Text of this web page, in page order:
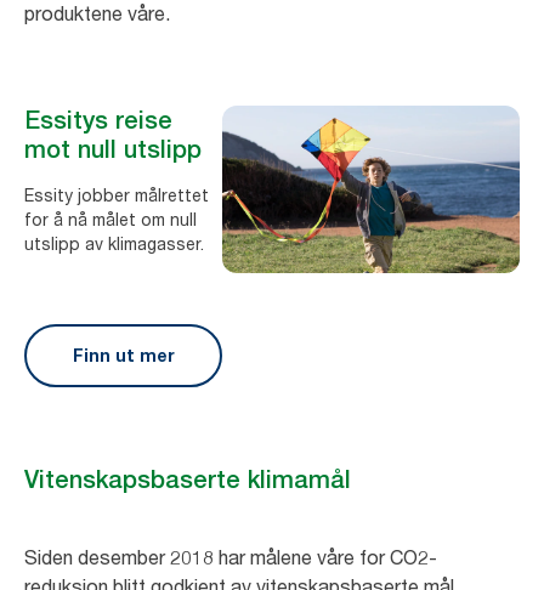
produktene våre.
Essitys reise
mot null utslipp
Essity jobber målrettet
for å nå målet om null
utslipp av klimagasser.
Finn ut mer
Vitenskapsbaserte klimamål
Siden desember 2018 har målene våre for CO2-